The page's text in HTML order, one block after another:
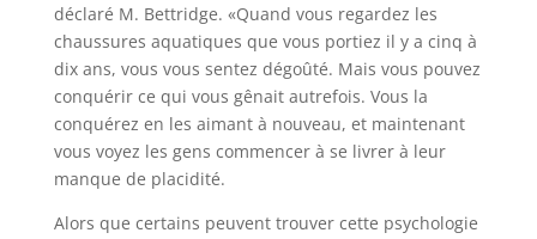
déclaré M. Bettridge. «Quand vous regardez les
chaussures aquatiques que vous portiez il y a cinq à
dix ans, vous vous sentez dégoûté. Mais vous pouvez
conquérir ce qui vous gênait autrefois. Vous la
conquérez en les aimant à nouveau, et maintenant
vous voyez les gens commencer à se livrer à leur
manque de placidité.
Alors que certains peuvent trouver cette psychologie